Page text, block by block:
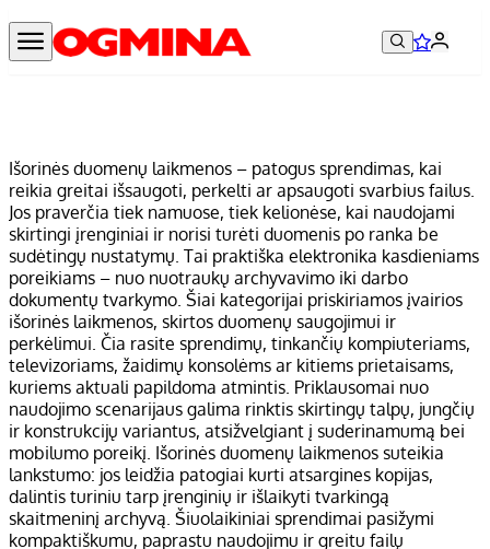
Išorinės duomenų laikmenos – patogus sprendimas, kai
reikia greitai išsaugoti, perkelti ar apsaugoti svarbius failus.
Jos praverčia tiek namuose, tiek kelionėse, kai naudojami
skirtingi įrenginiai ir norisi turėti duomenis po ranka be
sudėtingų nustatymų. Tai praktiška elektronika kasdieniams
poreikiams – nuo nuotraukų archyvavimo iki darbo
dokumentų tvarkymo. Šiai kategorijai priskiriamos įvairios
išorinės laikmenos, skirtos duomenų saugojimui ir
perkėlimui. Čia rasite sprendimų, tinkančių kompiuteriams,
televizoriams, žaidimų konsolėms ar kitiems prietaisams,
kuriems aktuali papildoma atmintis. Priklausomai nuo
naudojimo scenarijaus galima rinktis skirtingų talpų, jungčių
ir konstrukcijų variantus, atsižvelgiant į suderinamumą bei
mobilumo poreikį. Išorinės duomenų laikmenos suteikia
lankstumo: jos leidžia patogiai kurti atsargines kopijas,
dalintis turiniu tarp įrenginių ir išlaikyti tvarkingą
skaitmeninį archyvą. Šiuolaikiniai sprendimai pasižymi
kompaktiškumu, paprastu naudojimu ir greitu failų